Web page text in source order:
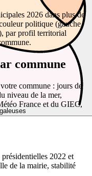
2026 dans plus de
politique (gauche,
par profil territorial
commune
commune : jours de
niveau de la mer,
France et du GIEC,
2022 et
de la mairie, stabilité